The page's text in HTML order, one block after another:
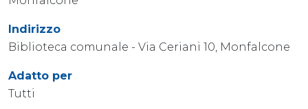
Indirizzo
Biblioteca comunale - Via Ceriani 10, Monfalcone
Adatto per
Tutti